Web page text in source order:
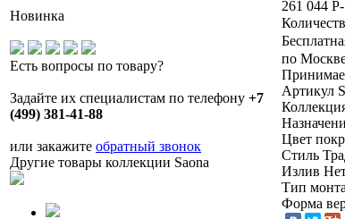
Новинка
Есть вопросы по товару?
Задайте их специалистам по телефону +7
(499) 381-41-88
или закажите обратный звонок
Другие товары коллекции Saona
261 044 P-
по
Артикул
Цвет
Стиль
Излив
Тип
Форма